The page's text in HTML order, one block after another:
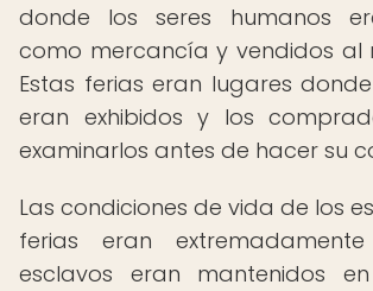
donde los seres humanos
como mercancía y vendidos al
Estas ferias eran lugares
eran exhibidos y los
examinarlos antes de hacer su
Las condiciones de vida de los
ferias eran
esclavos eran mantenidos en